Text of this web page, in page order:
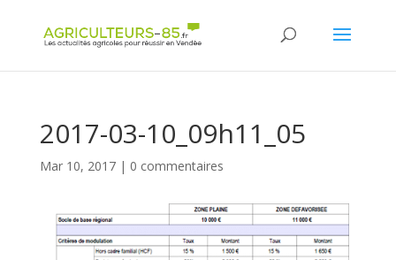
2017-03-10_09h11_05
Mar 10, 2017| 0 commentaires